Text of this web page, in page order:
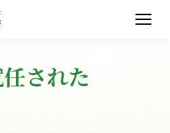
された